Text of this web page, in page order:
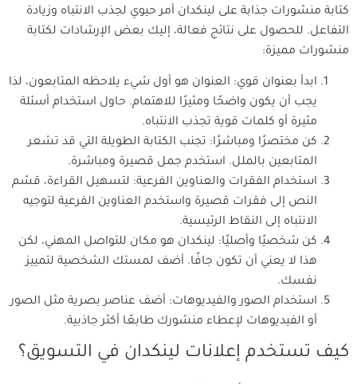
كتابة منشورات جذابة على لينكدان أمر حيوي لجذب الانتباه وزيادة
التفاعل. للحصول على نتائج فعالة، إليك بعض الإرشادات لكتابة
منشورات مميزة:
ابدأ بعنوان قوي: العنوان هو أول شيء يلاحظه المتابعون، لذا
يجب أن يكون واضحًا ومثيرًا للاهتمام. حاول استخدام أسئلة
مثيرة أو كلمات قوية تجذب الانتباه.
كن مختصرًا ومباشرًا: تجنب الكتابة الطويلة التي قد تشعر
المتابعين بالملل. استخدم جمل قصيرة ومباشرة.
استخدام الفقرات والعناوين الفرعية: لتسهيل القراءة، قسّم
النص إلى فقرات قصيرة واستخدم العناوين الفرعية لتوجيه
الانتباه إلى النقاط الرئيسية.
كن شخصيًا وأصليًا: لينكدان هو مكان للتواصل المهني، لكن
هذا لا يعني أن تكون جافًا. أضف لمستك الشخصية لتمييز
نفسك.
استخدام الصور والفيديوهات: أضف عناصر بصرية مثل الصور
أو الفيديوهات لإعطاء منشورك طابعًا أكثر جاذبية.
كيف تستخدم إعلانات لينكدان في التسويق؟